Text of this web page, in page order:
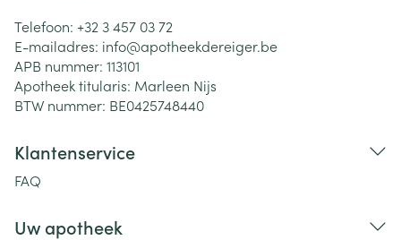
Telefoon: +32 3 457 03 72
E-mailadres: info@apotheekdereiger.be
APB nummer: 113101
Apotheek titularis: Marleen Nijs
BTW nummer: BE0425748440
Klantenservice
FAQ
Uw apotheek